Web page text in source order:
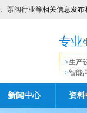
、 泵阀行业等相关信息发布
专业
>生产
>智能
新闻中心 资料